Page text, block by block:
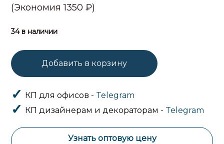
(Экономия 1350 ₽)
34 в наличии
Добавить в корзину
КП для офисов - Telegram
КП дизайнерам и декораторам - Telegram
Узнать оптовую цену